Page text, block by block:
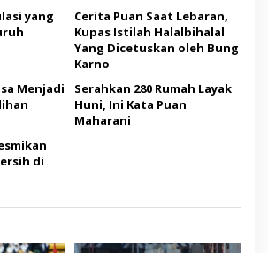
yang
Cerita Puan Saat Lebaran,
Kupas Istilah Halalbihalal
Yang Dicetuskan oleh Bung
Karno
Menjadi
Serahkan 280 Rumah Layak
Huni, Ini Kata Puan
Maharani
di